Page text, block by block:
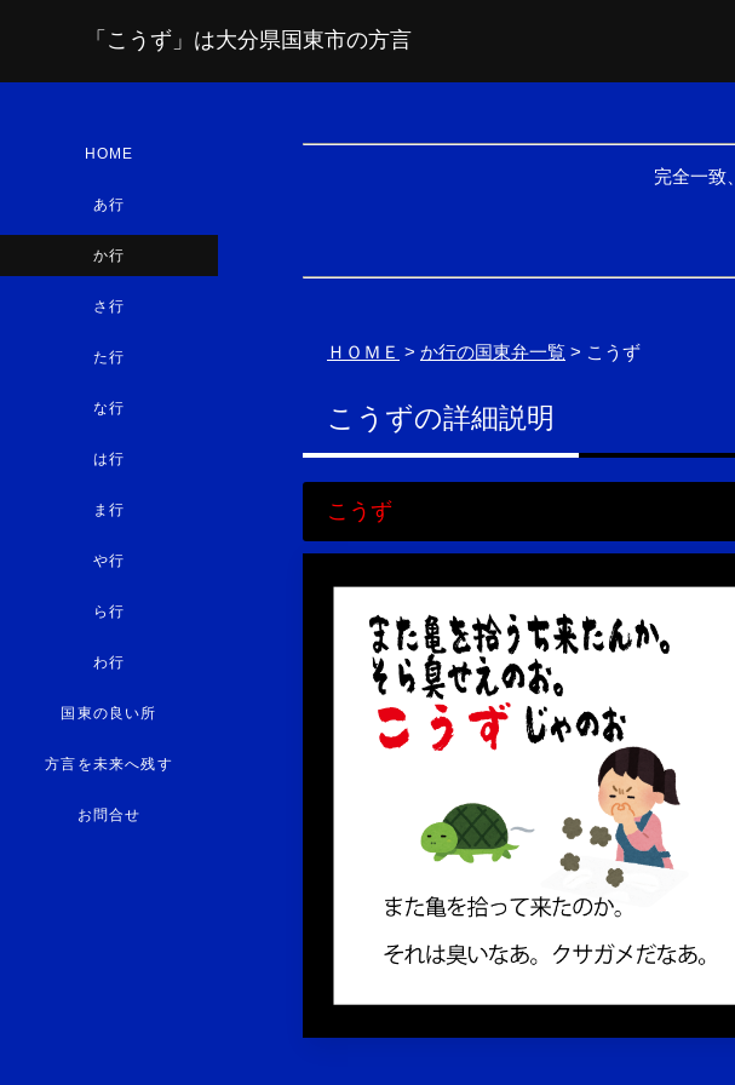
「こうず」は大分県国東市の方言
完全一致
ＨＯＭＥ > か行の国東弁一覧 > こうず
こうずの詳細説明
こうず
HOME
あ行
か行
さ行
た行
な行
は行
ま行
や行
ら行
わ行
国東の良い所
方言を未来へ残す
お問合せ